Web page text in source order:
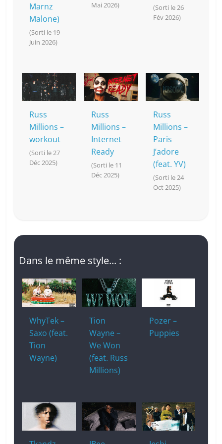
Marnz
Malone)
(Sorti le 19
Juin 2026)
Mai 2026)
(Sorti le 26
Fév 2026)
Russ
Millions –
workout
(Sorti le 27
Déc 2025)
Russ
Millions –
Internet
Ready
(Sorti le 11
Déc 2025)
Russ
Millions –
Paris
J’adore
(feat. YV)
(Sorti le 24
Oct 2025)
Dans le même style... :
WhyTek –
Saxo (feat.
Tion
Wayne)
Tion
Wayne –
We Won
(feat. Russ
Millions)
Pozer –
Puppies